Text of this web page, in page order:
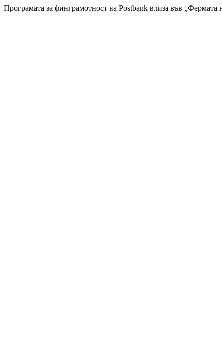
Програмата за финграмотност на Postbank влиза във „Фермата